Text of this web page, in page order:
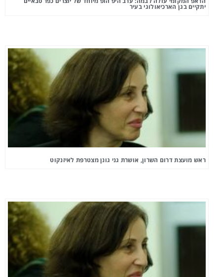
יתקיים בגן הארכיאולוגי בעיר
ראש מועצת דרום השרון, אושרת גני גונן מצטרפת לאיזנקוט